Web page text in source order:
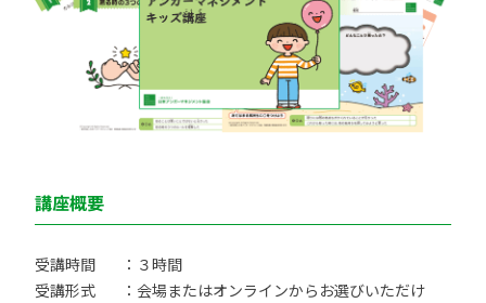
講座概要
受講時間
：３時間
受講形式
：会場またはオンラインからお選びいただけ